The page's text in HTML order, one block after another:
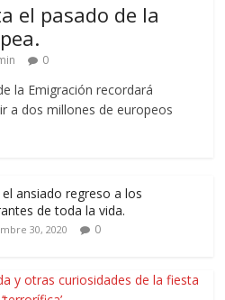
el pasado de la
0
la Emigración recordará
a dos millones de europeos
el ansiado regreso a los
de toda la vida.
30, 2020 0